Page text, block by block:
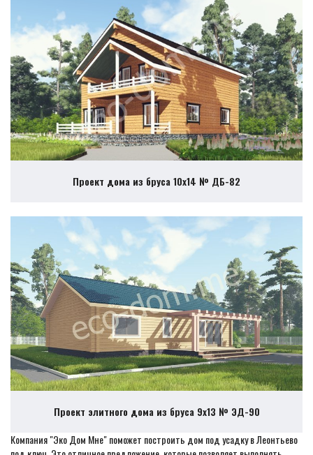
Проект дома из бруса 10х14 № ДБ-82
Проект элитного дома из бруса 9х13 № ЭД-90
Компания "Эко Дом Мне" поможет построить дом под усадку в Леонтьево